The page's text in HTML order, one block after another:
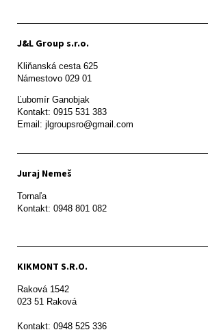
J&L Group s.r.o.
Kliňanská cesta 625
Námestovo 029 01
Ľubomír Ganobjak
Kontakt: 0915 531 383
Email: jlgroupsro@gmail.com
Juraj Nemeš
Tornaľa
Kontakt: 0948 801 082
KIKMONT S.R.O.
Raková 1542
023 51 Raková
Kontakt: 0948 525 336